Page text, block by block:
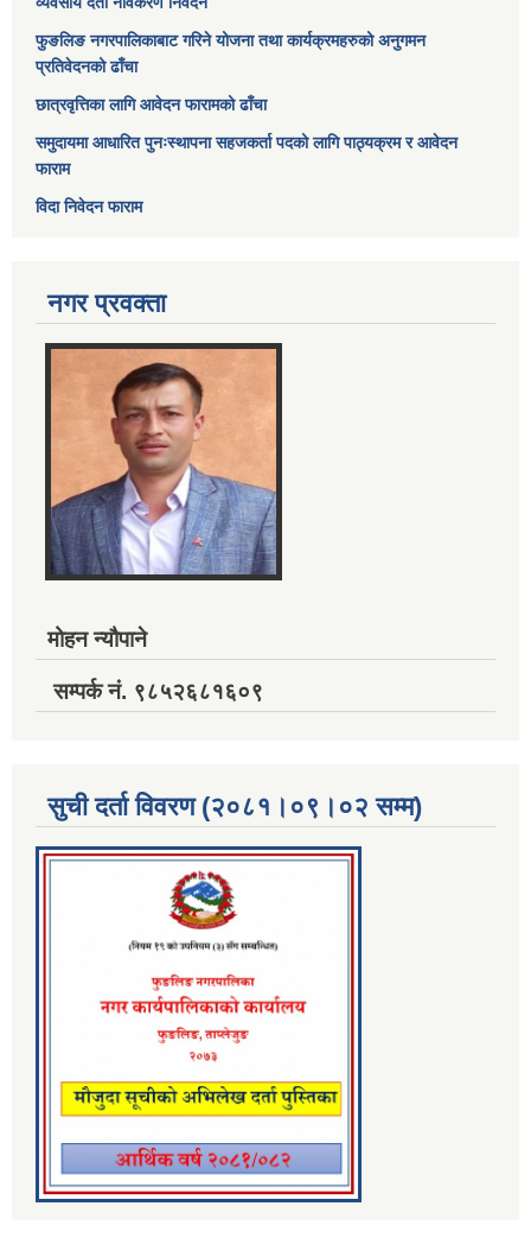
फुङलिङ नगरपालिकाबाट गरिने योजना तथा कार्यक्रमहरुको अनुगमन
प्रतिवेदनको ढाँचा
छात्रवृत्तिका लागि आवेदन फारामको ढाँचा
समुदायमा आधारित पुनःस्थापना सहजकर्ता पदको लागि पाठ्यक्रम र आवेदन
फाराम
विदा निवेदन फाराम
नगर प्रवक्ता
मोहन न्यौपाने
सम्पर्क नं. ९८५२६८१६०९
सुची दर्ता विवरण (२०८१।०९।०२ सम्म)